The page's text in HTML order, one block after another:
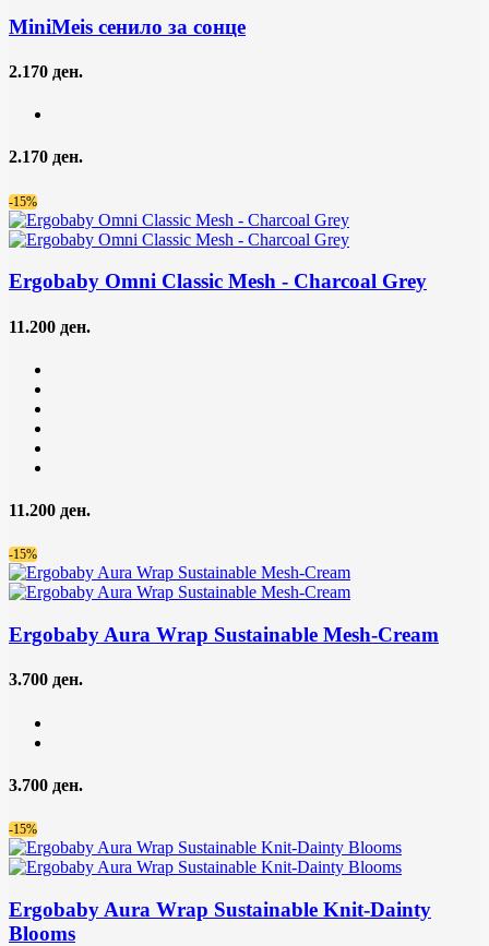
MiniMeis сенило за сонце
2.170 ден.
2.170 ден.
-15%
Ergobaby Omni Classic Mesh - Charcoal Grey
11.200 ден.
11.200 ден.
-15%
Ergobaby Aura Wrap Sustainable Mesh-Cream
3.700 ден.
3.700 ден.
-15%
Ergobaby Aura Wrap Sustainable Knit-Dainty
Blooms